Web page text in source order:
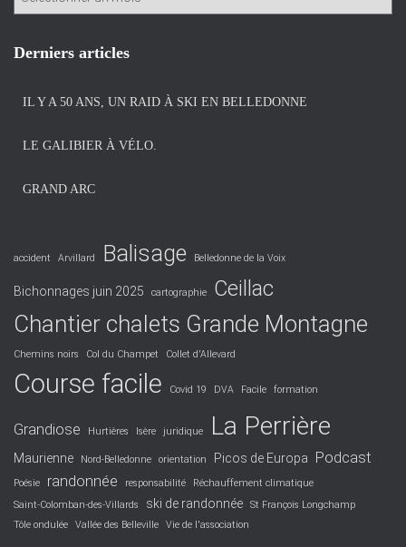
h
Derniers articles
IL Y A 50 ANS, UN RAID À SKI EN BELLEDONNE
LE GALIBIER À VÉLO.
GRAND ARC
accident Arvillard Balisage Belledonne de la Voix
Bichonnages juin 2025 cartographie Ceillac
Chantier chalets Grande Montagne
Chemins noirs Col du Champet Collet d'Allevard
Course facile Covid 19 DVA Facile formation
Grandiose Hurtières Isère juridique La Perrière
Maurienne Nord-Belledonne orientation Picos de Europa Podcast
Poésie randonnée responsabilité
Réchauffement climatique
Saint-Colomban-des-Villards
ski de randonnée
St François Longchamp
Tôle ondulée
Vallée des Belleville Vie de l'association